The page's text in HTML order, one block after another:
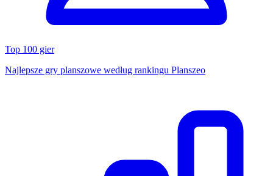
Top 100 gier
Najlepsze gry planszowe według rankingu Planszeo